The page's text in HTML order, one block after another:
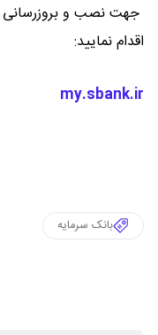
جهت نصب و بروزرسانی
اقدام نمایید:
my.sbank.ir
بانک سرمایه